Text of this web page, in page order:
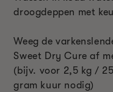
droogdeppen met
Weeg de
Sweet Dry Cure af
(bijv. voor 2,5 kg /
gram kuur nodig)